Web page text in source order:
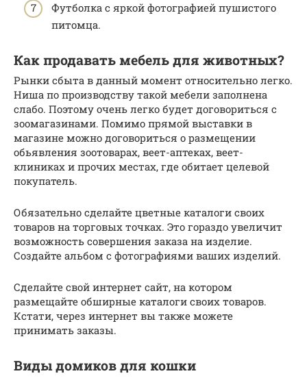
Футболка с яркой фотографией пушистого
питомца.
Как продавать мебель для животных?
Рынки сбыта в данный момент относительно легко.
Ниша по производству такой мебели заполнена
слабо. Поэтому очень легко будет договориться с
зоомагазинами. Помимо прямой выставки в
магазине можно договориться о размещении
обьявления зоотоварах, веет-аптеках, веет-
клиниках и прочих местах, где обитает целевой
покупатель.
Обязательно сделайте цветные каталоги своих
товаров на торговых точках. Это гораздо увеличит
возможность совершения заказа на изделие.
Создайте альбом с фотографиями ваших изделий.
Сделайте свой интернет сайт, на котором
размещайте обширные каталоги своих товаров.
Кстати, через интернет вы также можете
принимать заказы.
Виды домиков для кошки